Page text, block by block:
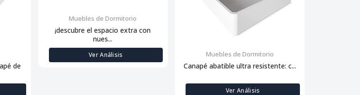
de
Muebles de Dormitorio
¡descubre el espacio extra con
nues...
Ver Análisis Muebles de Dormitorio
Canapé abatible ultra resistente: c...
Ver Análisis